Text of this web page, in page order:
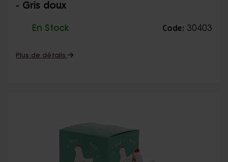
- Gris doux
En Stock Code: 30403
Plus de détails